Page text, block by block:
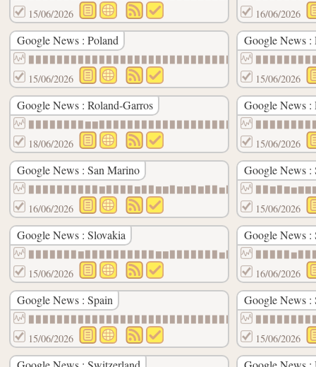
15/06/2026 16/06/2026
Google News : Poland
15/06/2026
Google News :
15/06/2026
Google News : Roland-Garros
18/06/2026
Google News :
15/06/2026
Google News : San Marino
16/06/2026
Google News :
15/06/2026
Google News : Slovakia
15/06/2026
Google News :
16/06/2026
Google News : Spain
15/06/2026
Google News :
15/06/2026